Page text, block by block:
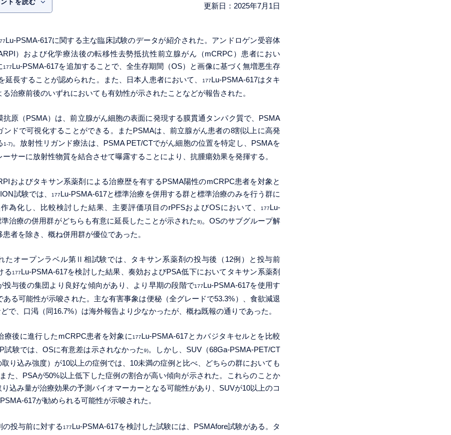
トを読む 更新日：2025年7月1日
Lu-PSMA-617に関する主な臨床試験のデータが紹介された。アンドロゲン受容体
）および化学療法後の転移性去勢抵抗性前立腺がん（mCRPC）患者におい
177Lu-PSMA-617を追加することで、全生存期間（OS）と画像に基づく無増悪生存
延長することが認められた。また、日本人患者において、
177Lu-PSMA-617はタキ
治療前後のいずれにおいても有効性が示されたことなどが報告された。
抗原（PSMA）は、前立腺がん細胞の表面に発現する膜貫通タンパク質で、PSMA
ンドで可視化することができる。またPSMAは、前立腺がん患者の8割以上に高発
1-7)。放射性リガンド療法は、PSMA PET/CTでがん細胞の位置を特定し、PSMAを
サーに放射性物質を結合させて曝露することにより、抗腫瘍効果を発揮する。
およびタキサン系薬剤による治療歴を有するPSMA陽性のmCRPC患者を対象と
試験では、
177Lu-PSMA-617と標準治療を併用する群と標準治療のみを行う群に
為化し、比較検討した結果、主要評価項目のrPFSおよびOSにおいて、
177Lu-
治療の併用群がどちらも有意に延長したことが示された 8)。OSのサブグループ解
者を除き、概ね併用群が優位であった。
たオープンラベル第Ⅱ相試験では、タキサン系薬剤の投与後（12例）と投与前
る 177Lu-PSMA-617を検討した結果、奏効およびPSA低下においてタキサン系薬剤
投与後の集団より良好な傾向があり、より早期の段階で177Lu-PSMA-617を使用す
ある可能性が示唆された。主な有害事象は便秘（全グレードで53.3%）、食欲減退
どで、口渇（同16.7%）は海外報告より少なかったが、概ね既報の通りであった。
療後に進行したmCRPC患者を対象に 177Lu-PSMA-617とカバジタキセルとを比較
試験では、OSに有意差は示されなかった9)。しかし、SUV（68Ga-PSMA-PET/CT
り込み強度）が10以上の症例では、10未満の症例と比べ、どちらの群においても
た、PSAが50%以上低下した症例の割合が高い傾向が示された。これらのことか
込み量が治療効果の予測バイオマーカーとなる可能性があり、SUVが10以上のコ
617が勧められる可能性が示唆された。
の投与前に対する 177Lu-PSMA-617を検討した試験には、PSMAfore試験がある。タ